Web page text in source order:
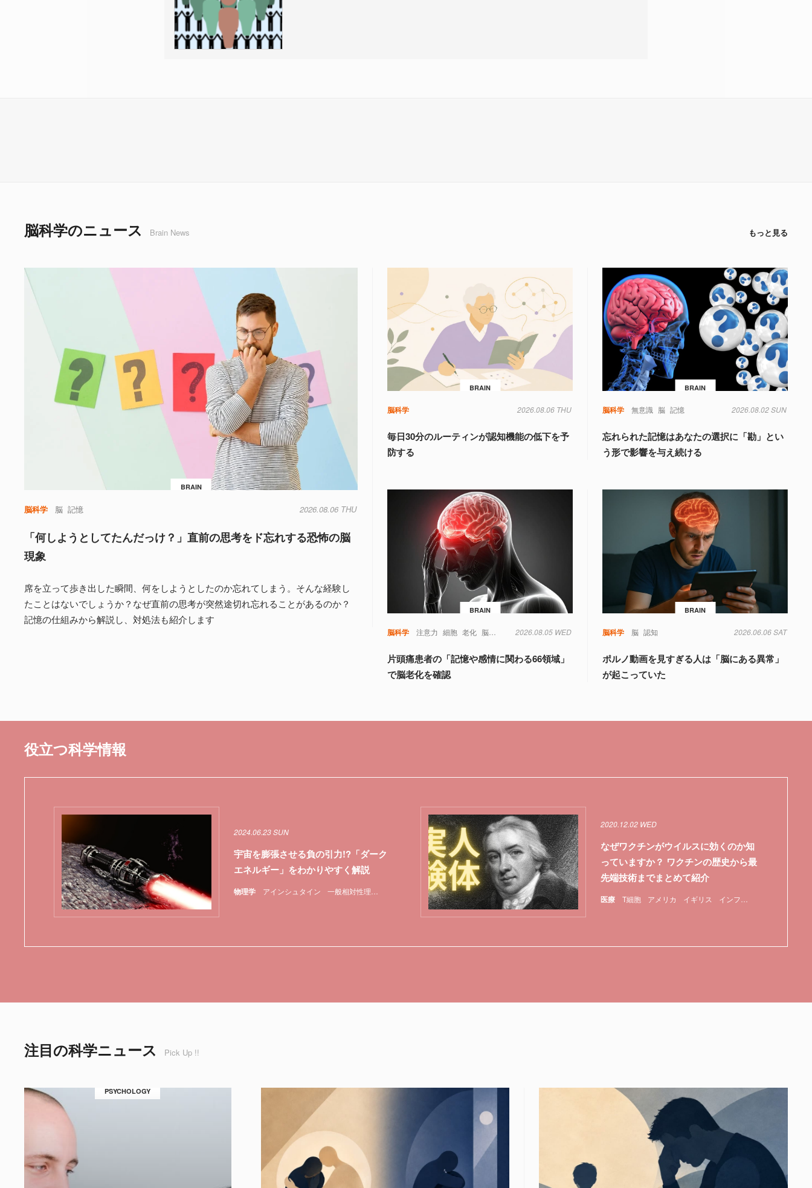
脳科学のニュース Brain News もっと見る
BRAIN
脳科学 脳 記憶 2026.08.06 THU
「何しようとしてたんだっけ？」直前の思考をド忘れする恐怖の脳
現象
席を立って歩き出した瞬間、何をしようとしたのか忘れてしまう。そんな経験し
たことはないでしょうか？なぜ直前の思考が突然途切れ忘れることがあるのか？
記憶の仕組みから解説し、対処法も紹介します
BRAIN
脳科学 2026.08.06 THU
毎日30分のルーティンが認知機能の低下を予
防する
BRAIN
脳科学 無意識 脳 記憶 2026.08.02 SUN
忘れられた記憶はあなたの選択に「勘」とい
う形で影響を与え続ける
BRAIN
脳科学 注意力 細胞 老化 脳 記憶 認知
2026.08.05 WED
片頭痛患者の「記憶や感情に関わる66領域」
で脳老化を確認
BRAIN
脳科学 脳 認知 2026.06.06 SAT
ポルノ動画を見すぎる人は「脳にある異常」
が起こっていた
役立つ科学情報
物理学 アインシュタイン 一般相対性理論 重力
2024.06.23 SUN
宇宙を膨張させる負の引力!?「ダーク
エネルギー」をわかりやすく解説
医療 T細胞 アメリカ イギリス インフルエンザ
2020.12.02 WED
なぜワクチンがウイルスに効くのか知
っていますか？ ワクチンの歴史から最
先端技術までまとめて紹介
注目の科学ニュース Pick Up !!
PSYCHOLOGY